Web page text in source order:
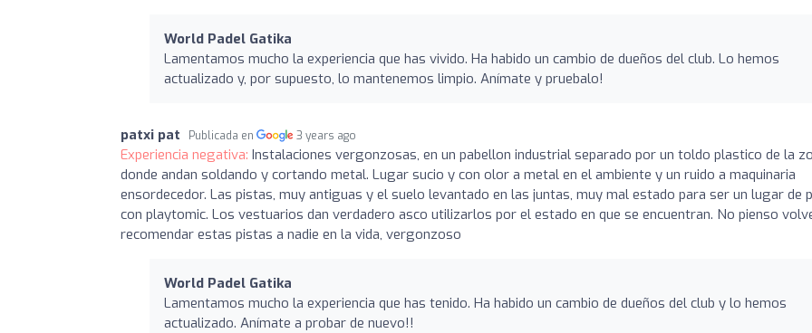
World Padel Gatika
Lamentamos mucho la experiencia que has vivido. Ha habido un cambio de dueños del club. Lo hemos
actualizado y, por supuesto, lo mantenemos limpio. Anímate y pruebalo!
patxi pat Publicada en 3 years ago
Experiencia negativa: Instalaciones vergonzosas, en un pabellon industrial separado por un toldo plastico de la
donde andan soldando y cortando metal. Lugar sucio y con olor a metal en el ambiente y un ruido a maquinaria
ensordecedor. Las pistas, muy antiguas y el suelo levantado en las juntas, muy mal estado para ser un lugar de
con playtomic. Los vestuarios dan verdadero asco utilizarlos por el estado en que se encuentran. No pienso
recomendar estas pistas a nadie en la vida, vergonzoso
World Padel Gatika
Lamentamos mucho la experiencia que has tenido. Ha habido un cambio de dueños del club y lo hemos
actualizado. Anímate a probar de nuevo!!